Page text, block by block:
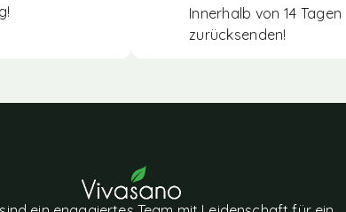
Innerhalb von 14 Tagen
zurücksenden!